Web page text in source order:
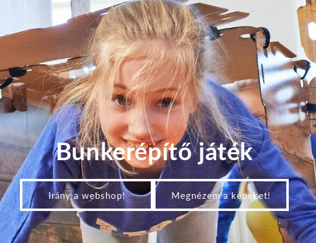
Bunkerépítő játék
Irány a webshop! Megnézem a képeket!